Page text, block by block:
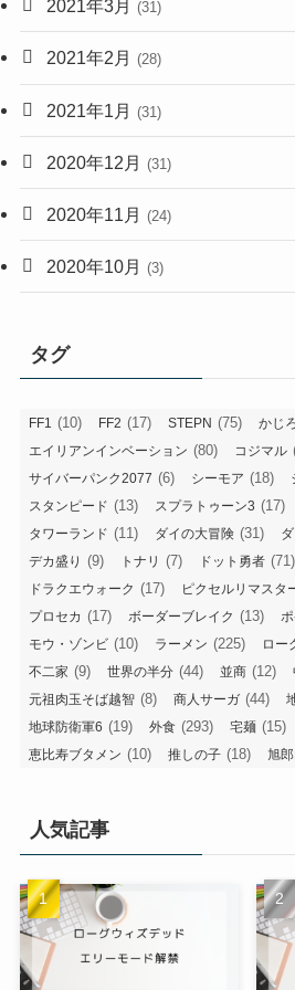
2021年3月 (31)
2021年2月 (28)
2021年1月 (31)
2020年12月 (31)
2020年11月 (24)
2020年10月 (3)
タグ
FF1 (10) FF2 (17) STEPN (75) かじ
エイリアンインベーション (80) コジマル
サイバーパンク2077 (6) シーモア (18)
スタンピード (13) スプラトゥーン3 (17)
タワーランド (11) ダイの大冒険 (31)
デカ盛り (9) トナリ (7) ドット勇者 (71)
ドラクエウォーク (17) ピクセルリマスタ
プロセカ (17) ボーダーブレイク (13)
モウ・ゾンビ (10) ラーメン (225) ロー
不二家 (9) 世界の半分 (44) 並商 (12)
元祖肉玉そば越智 (8) 商人サーガ (44)
地球防衛軍6 (19) 外食 (293) 宅麺 (15)
恵比寿ブタメン (10) 推しの子 (18) 旭
人気記事